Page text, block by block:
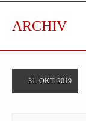
ARCHIV
31. OKT. 2019